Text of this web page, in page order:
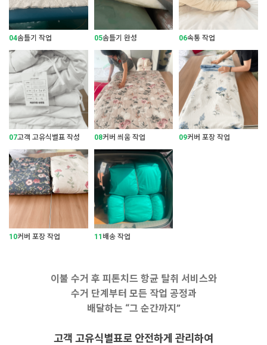
04솜틀기 작업 05솜틀기 완성 06속통 작업
07고객 고유식별표 작성 08커버 씌움 작업 09커버 포장 작업
10커버 포장 작업 11 배송 작업
이불 수거 후 피톤치드 항균 탈취 서비스와
수거 단계부터 모든 작업 공정과
배달하는 “그 순간까지”
고객 고유식별표로 안전하게 관리하여